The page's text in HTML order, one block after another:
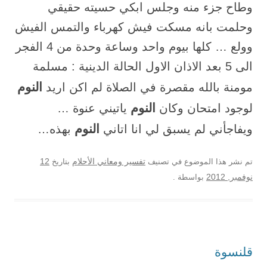
وطاح جزء منه وجلس ابكي حسيته حقيقي
وحلمت بانه مسكت فيش كهرباء والتمس الفيش
وولع … كلها بيوم واحد وساعة وحدة من 4 الفجر
الی 5 بعد الاذان الاول الحالة الدينية : مسلمة
مومنة بالله مقصرة في الصلاة لم اكن اريد النوم
لوجود امتحان وكان النوم ياتيني عنوة …
ويفاجأني لم يسبق لي انا اتاني النوم بهذه…
تم نشر هذا الموضوع في تصنيف تفسير ومعاني الأحلام بتاريخ 12
نوفمبر, 2012
بواسطة .
قلنسوة